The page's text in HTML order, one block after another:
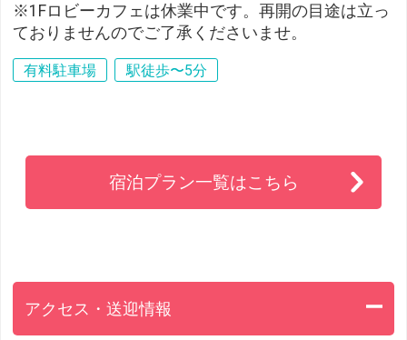
※1Fロビーカフェは休業中です。再開の目途は立っ
ておりませんのでご了承くださいませ。
有料駐車場 駅徒歩〜5分
宿泊プラン一覧はこちら
アクセス・送迎情報